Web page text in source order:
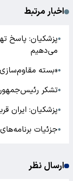
اخبار مرتبط
●پزشکیان: پاسخ
می‌دهیم
●«بسته
●تشکر رئیس‌جمهور
●پزشکیان: ایران
●جزئیات
ارسال نظر